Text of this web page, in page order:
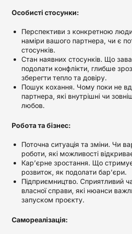
Особисті стосунки:
Перспективи з конкретною
наміри вашого партнера, чи є
стосунків.
Стан наявних стосунків. Що
подолати конфлікти, глибше
зберегти тепло та довіру.
Пошук кохання. Чому поки не
партнера, які внутрішні чи
любов.
Робота та бізнес:
Поточна ситуація та зміни. Чи
роботи, які можливості
Кар’єрне зростання. Що
розвиток, як подолати бар’єри.
Підприємництво. Сприятливий
власної справи, які нюанси
запуском проєкту.
Самореалізація: